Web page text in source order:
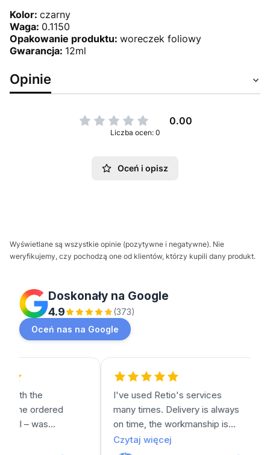
Kolor: czarny
Waga: 0.1150
Opakowanie produktu: woreczek foliowy
Gwarancja: 12ml
Opinie
0.00
Liczba ocen: 0
Oceń i opisz
Wyświetlane są wszystkie opinie (pozytywne i negatywne). Nie
weryfikujemy, czy pochodzą one od klientów, którzy kupili dany produkt.